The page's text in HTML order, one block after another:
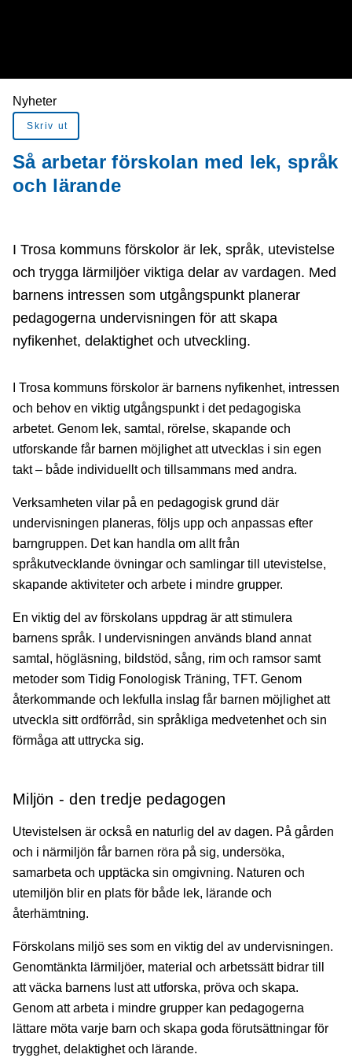
Du är här:
Nyheter
Skriv ut
Så arbetar förskolan med lek, språk
och lärande
I Trosa kommuns förskolor är lek, språk, utevistelse
och trygga lärmiljöer viktiga delar av vardagen. Med
barnens intressen som utgångspunkt planerar
pedagogerna undervisningen för att skapa
nyfikenhet, delaktighet och utveckling.
I Trosa kommuns förskolor är barnens nyfikenhet, intressen
och behov en viktig utgångspunkt i det pedagogiska
arbetet. Genom lek, samtal, rörelse, skapande och
utforskande får barnen möjlighet att utvecklas i sin egen
takt – både individuellt och tillsammans med andra.
Verksamheten vilar på en pedagogisk grund där
undervisningen planeras, följs upp och anpassas efter
barngruppen. Det kan handla om allt från
språkutvecklande övningar och samlingar till utevistelse,
skapande aktiviteter och arbete i mindre grupper.
En viktig del av förskolans uppdrag är att stimulera
barnens språk. I undervisningen används bland annat
samtal, högläsning, bildstöd, sång, rim och ramsor samt
metoder som Tidig Fonologisk Träning, TFT. Genom
återkommande och lekfulla inslag får barnen möjlighet att
utveckla sitt ordförråd, sin språkliga medvetenhet och sin
förmåga att uttrycka sig.
Miljön - den tredje pedagogen
Utevistelsen är också en naturlig del av dagen. På gården
och i närmiljön får barnen röra på sig, undersöka,
samarbeta och upptäcka sin omgivning. Naturen och
utemiljön blir en plats för både lek, lärande och
återhämtning.
Förskolans miljö ses som en viktig del av undervisningen.
Genomtänkta lärmiljöer, material och arbetssätt bidrar till
att väcka barnens lust att utforska, pröva och skapa.
Genom att arbeta i mindre grupper kan pedagogerna
lättare möta varje barn och skapa goda förutsättningar för
trygghet, delaktighet och lärande.